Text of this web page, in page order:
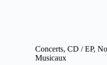
Concerts, CD / EP,
Musicaux